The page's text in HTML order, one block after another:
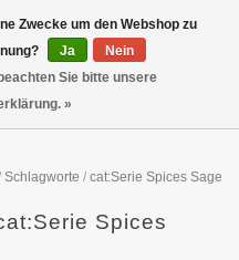
Schlagworte / cat:Serie Spices Sage
Spices
Zwecke um den Webshop zu
Ja
Nein
Sie bitte unsere
»